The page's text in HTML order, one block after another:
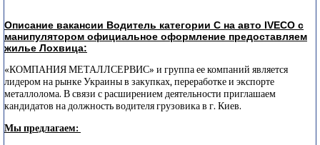
Описание вакансии Водитель категории С на авто IVECO с
манипулятором официальное оформление предоставляем
жилье Лохвица:
«КОМПАНИЯ МЕТАЛЛСЕРВИС» и группа ее компаний является
лидером на рынке Украины в закупках, переработке и экспорте
металлолома. В связи с расширением деятельности приглашаем
кандидатов на должность водителя грузовика в г. Киев.
Мы предлагаем: